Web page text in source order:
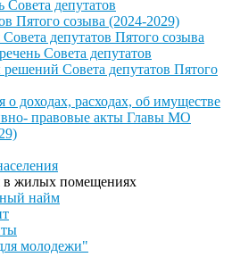
Совета депутатов
Пятого созыва (2024-2029)
депутатов Пятого созыва
Совета депутатов
Совета депутатов Пятого
о доходах, расходах, об имуществе
правовые акты Главы МО
жилых помещениях
найм
молодежи"